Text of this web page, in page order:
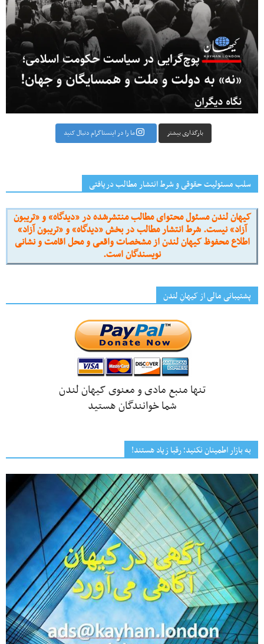
بارگذاری بیشتر ما را در اینستاگرام دنبال کنید
سلب مسئولیت حقوقی و شرط انتشار مطالب دریافتی
کیهان لندن مسئول محتوای مطالب منتشرشده در «دیدگاه» و «تریبون
آزاد» نیست. شرط انتشار مطالب در بخش «دیدگاه» و «تریبون آزاد»
اطلاع محفوظ کیهان لندن از مشخصات واقعی و محل اقامت و نشانی
نویسندگان است.
پشتیبانی مالی از کیهانِ لندن
تنها منبع مادی و معنوی کیهان لندن
شما خوانندگان هستید
به بازار اطمینان نکنید؛ رقبا زیاد هستند!